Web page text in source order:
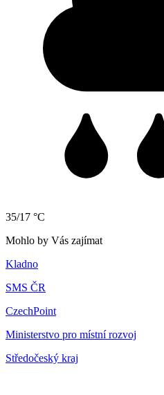
35/17 °C
Mohlo by Vás zajímat
Kladno
SMS ČR
CzechPoint
Ministerstvo pro místní rozvoj
Středočeský kraj